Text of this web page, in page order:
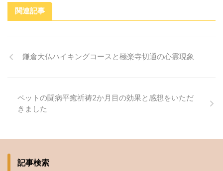
関連記事
鎌倉大仏ハイキングコースと極楽寺切通の心霊現象
ペットの闘病平癒祈祷2か月目の効果と感想をいただ
きました
記事検索